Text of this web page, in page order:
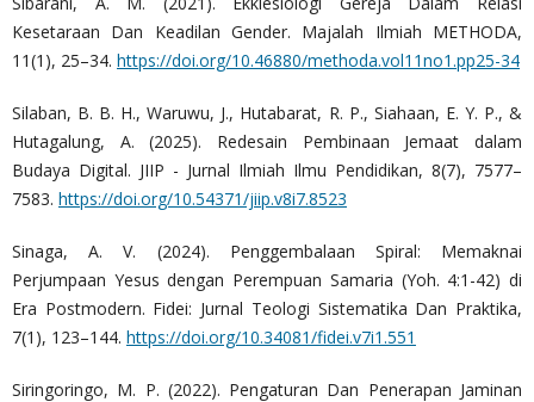
Kesetaraan Dan Keadilan Gender. Majalah Ilmiah METHODA,
11(1), 25–34. https://doi.org/10.46880/methoda.vol11no1.pp25-34
Silaban, B. B. H., Waruwu, J., Hutabarat, R. P., Siahaan, E. Y. P., &
Hutagalung, A. (2025). Redesain Pembinaan Jemaat dalam
Budaya Digital. JIIP - Jurnal Ilmiah Ilmu Pendidikan, 8(7), 7577–
7583. https://doi.org/10.54371/jiip.v8i7.8523
Sinaga, A. V. (2024). Penggembalaan Spiral: Memaknai
Perjumpaan Yesus dengan Perempuan Samaria (Yoh. 4:1-42) di
Era Postmodern. Fidei: Jurnal Teologi Sistematika Dan Praktika,
7(1), 123–144. https://doi.org/10.34081/fidei.v7i1.551
Siringoringo, M. P. (2022). Pengaturan Dan Penerapan Jaminan